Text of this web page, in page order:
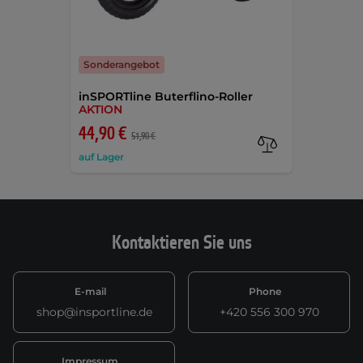
inSPORTline Buterflino-Roller
AKTION
44,90 € 51,90 €
auf Lager
Sonderangebot
Kontaktieren Sie uns
E-mail
shop@insportline.de
Phone
+420 556 300 970